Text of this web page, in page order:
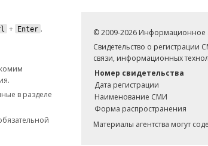
+ Enter .
в разделе
© 2009-2026 Информационное
Свидетельство о
связи, информационных
Номер свидетельства
Дата регистрации
Наименование СМИ
Форма распространения
Материалы агентства могут